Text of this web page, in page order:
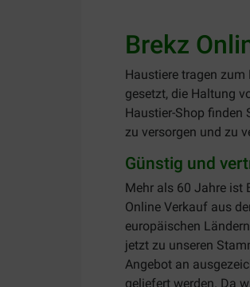
Brekz
Haustiere tragen zum
gesetzt, die Haltung
Haustier-Shop finden
zu versorgen und zu
Günstig und
Mehr als 60 Jahre ist
Online Verkauf aus
europäischen
jetzt zu unseren
Angebot an
geliefert werden. Da